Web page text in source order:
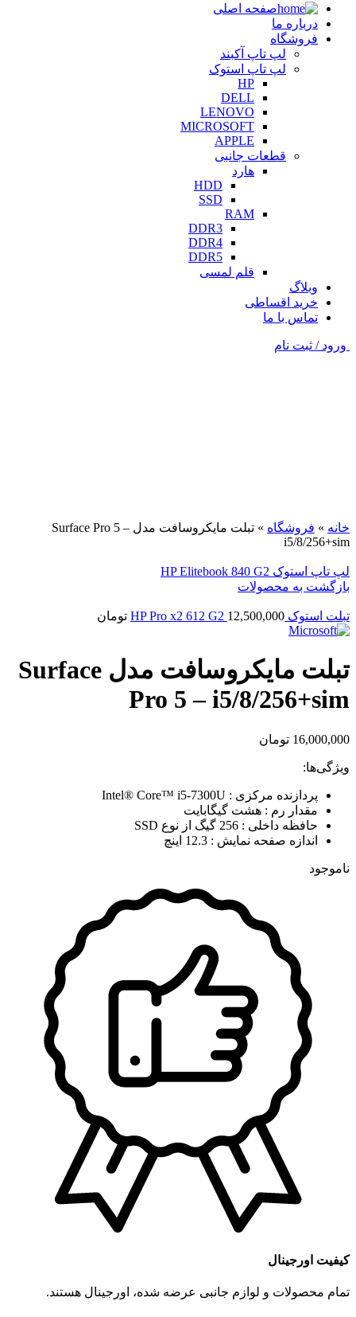
صفحه اصلی
درباره ما
فروشگاه
لپ تاپ آکبند
لپ تاپ استوک
HP
DELL
LENOVO
MICROSOFT
APPLE
قطعات جانبی
هارد
HDD
SSD
RAM
DDR3
DDR4
DDR5
قلم لمسی
وبلاگ
خرید اقساطی
تماس با ما
ورود / ثبت نام
خانه » فروشگاه »
تبلت مایکروسافت مدل Surface Pro 5 –
i5/8/256+sim
لپ تاپ استوک HP Elitebook 840 G2
بازگشت به محصولات
تبلت استوک HP Pro x2 612 G2 12,500,000 تومان
تبلت مایکروسافت مدل Surface
Pro 5 – i5/8/256+sim
16,000,000 تومان
ویژگی‌ها:
پردازنده مرکزی : Intel® Core™ i5-7300U
مقدار رم : هشت گیگابایت
حافظه داخلی : 256 گیگ از نوع SSD
اندازه صفحه نمایش : 12.3 اینچ
ناموجود
کیفیت اورجینال
تمام محصولات و لوازم جانبی عرضه شده، اورجینال هستند.